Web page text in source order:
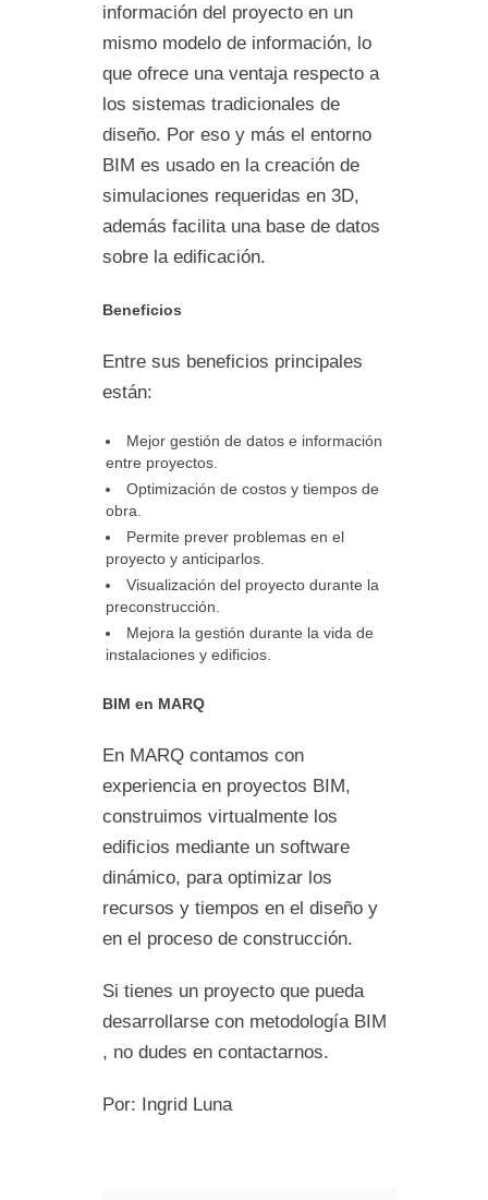
información del proyecto en un
mismo modelo de información, lo
que ofrece una ventaja respecto a
los sistemas tradicionales de
diseño. Por eso y más el entorno
BIM es usado en la creación de
simulaciones requeridas en 3D,
además facilita una base de datos
sobre la edificación.
Beneficios
Entre sus beneficios principales
están:
Mejor gestión de datos e información
entre proyectos.
Optimización de costos y tiempos de
obra.
Permite prever problemas en el
proyecto y anticiparlos.
Visualización del proyecto durante la
preconstrucción.
Mejora la gestión durante la vida de
instalaciones y edificios.
BIM en MARQ
En MARQ contamos con
experiencia en proyectos BIM,
construimos virtualmente los
edificios mediante un software
dinámico, para optimizar los
recursos y tiempos en el diseño y
en el proceso de construcción.
Si tienes un proyecto que pueda
desarrollarse con metodología BIM
, no dudes en contactarnos.
Por: Ingrid Luna